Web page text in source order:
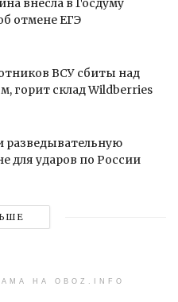
внесла в Госдуму
отмене ЕГЭ
ВСУ сбиты над
горит склад Wildberries
разведывательную
для ударов по России
НА OBOZ.INFO